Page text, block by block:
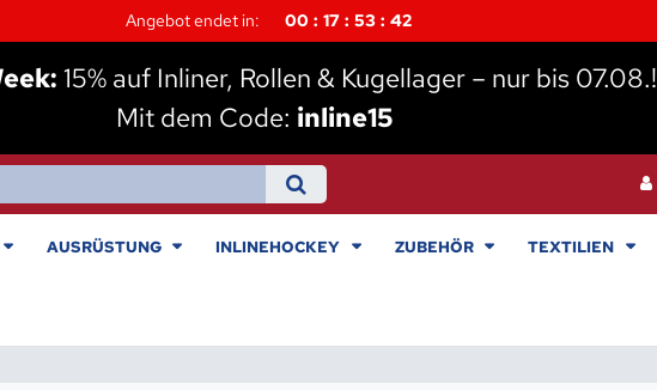
Angebot endet in: 00 17 53 41
15% auf Inliner, Rollen & Kugellager – nur bis 07.08.!
Mit dem Code: inline15
AUSRÜSTUNG INLINEHOCKEY ZUBEHÖR TEXTILIEN